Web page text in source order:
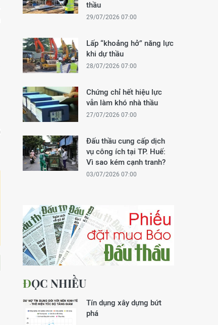
thầu
29/07/2026 07:00
Lấp “khoảng hở” năng lực
khi dự thầu
28/07/2026 07:00
Chứng chỉ hết hiệu lực
vẫn làm khó nhà thầu
27/07/2026 07:00
Đấu thầu cung cấp dịch
vụ công ích tại TP. Huế:
Vì sao kém cạnh tranh?
03/07/2026 07:00
ĐỌC NHIỀU
Tín dụng xây dựng bứt
phá